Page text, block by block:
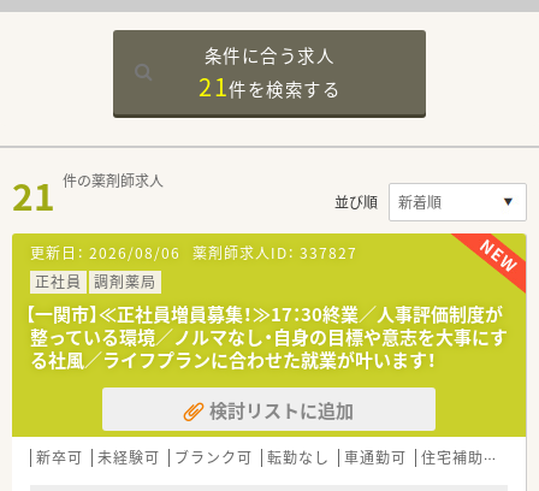
条件に合う求人
21件を検索する
21 件の薬剤師求人
並び順
更新日： 2026/08/06 薬剤師求人ID： 337827
正社員
調剤薬局
【一関市】≪正社員増員募集！≫17：30終業／人事評価制度が
整っている環境／ノルマなし・自身の目標や意志を大事にす
る社風／ライフプランに合わせた就業が叶います！
検討リストに追加
新卒可 未経験可 ブランク可 転勤なし 車通勤可 住宅補助(手当)あり